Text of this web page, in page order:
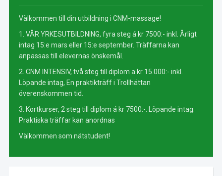
Välkommen till din utbildning i CNM-massage!
1. VÅR YRKESUTBILDNING, fyra steg á kr 7500:- inkl. Årligt
intag 15:e mars eller 15:e september. Träffarna kan
anpassas till elevernas önskemål.
2. CNM INTENSIV, två steg till diplom a kr 15.000:- inkl.
Löpande intag, En praktikträff i Trollhättan
överenskommen tid.
3. Kortkurser, 2 steg till diplom á kr 7500:-. Löpande intag.
Praktiska träffar kan anordnas
Välkommen som nätstudent!